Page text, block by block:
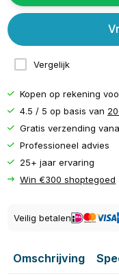
Vergelijk
Kopen op rekening
4.5 / 5 op basis van
Gratis verzending
Professioneel advies
25+ jaar ervaring
Win €300 shoptegoed
Veilig betalen
Omschrijving